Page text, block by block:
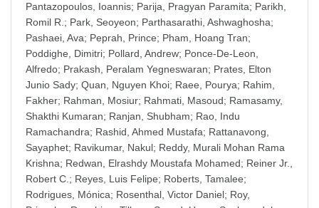
Pantazopoulos, Ioannis; Parija, Pragyan Paramita; Parikh,
Romil R. ; Park, Seoyeon; Parthasarathi, Ashwaghosha;
Pashaei, Ava; Peprah, Prince; Pham, Hoang Tran;
Poddighe, Dimitri; Pollard, Andrew; Ponce-De-Leon,
Alfredo; Prakash, Peralam Yegneswaran; Prates, Elton
Junio Sady; Quan, Nguyen Khoi; Raee, Pourya; Rahim,
Fakher; Rahman, Mosiur; Rahmati, Masoud; Ramasamy,
Shakthi Kumaran; Ranjan, Shubham; Rao, Indu
Ramachandra; Rashid, Ahmed Mustafa; Rattanavong,
Sayaphet; Ravikumar, Nakul; Reddy, Murali Mohan Rama
Krishna; Redwan, Elrashdy Moustafa Mohamed; Reiner Jr.,
Robert C. ; Reyes, Luis Felipe; Roberts, Tamalee;
Rodrigues, Mónica; Rosenthal, Victor Daniel; Roy,